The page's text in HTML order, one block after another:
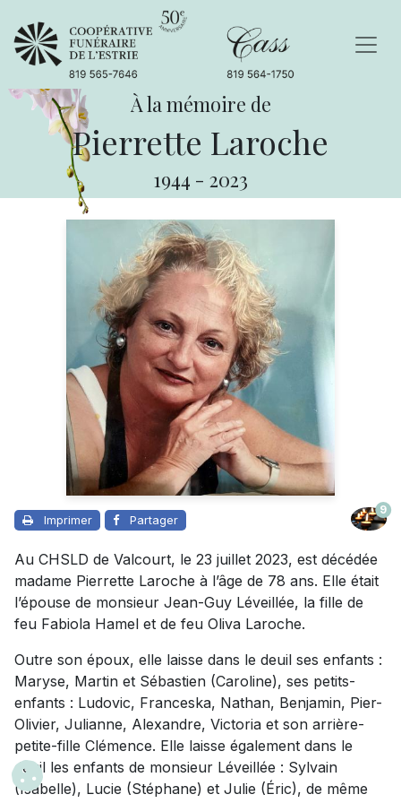
À la mémoire de
Pierrette Laroche
1944 - 2023
Imprimer Partager
9
Au CHSLD de Valcourt, le 23 juillet 2023, est décédée
madame Pierrette Laroche à l’âge de 78 ans. Elle était
l’épouse de monsieur Jean-Guy Léveillée, la fille de
feu Fabiola Hamel et de feu Oliva Laroche.
Outre son époux, elle laisse dans le deuil ses enfants :
Maryse, Martin et Sébastien (Caroline), ses petits-
enfants : Ludovic, Franceska, Nathan, Benjamin, Pier-
Olivier, Julianne, Alexandre, Victoria et son arrière-
petite-fille Clémence. Elle laisse également dans le
deuil les enfants de monsieur Léveillée : Sylvain
(Isabelle), Lucie (Stéphane) et Julie (Éric), de même